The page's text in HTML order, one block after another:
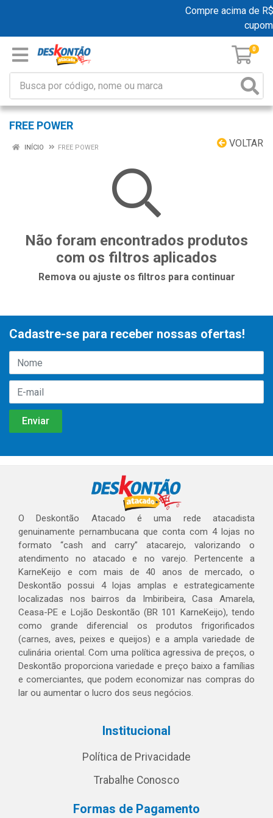
Compre acima de
0
FREE POWER
VOLTAR
INÍCIO FREE POWER
Não foram encontrados produtos
com os filtros aplicados
Remova ou ajuste os filtros para continuar
Cadastre-se para receber nossas ofertas!
O Deskontão Atacado é uma rede atacadista
genuinamente pernambucana que conta com 4 lojas no
formato “cash and carry” atacarejo, valorizando o
atendimento no atacado e no varejo. Pertencente a
KarneKeijo e com mais de 40 anos de mercado, o
Deskontão possui 4 lojas amplas e estrategicamente
localizadas nos bairros da Imbiribeira, Casa Amarela,
Ceasa-PE e Lojão Deskontão (BR 101 KarneKeijo), tendo
como grande diferencial os produtos frigorificados
(carnes, aves, peixes e queijos) e a ampla variedade de
culinária oriental. Com uma política agressiva de preços, o
Deskontão proporciona variedade e preço baixo a famílias
e comerciantes, que podem economizar nas compras do
lar ou aumentar o lucro dos seus negócios.
Institucional
Política de Privacidade
Trabalhe Conosco
Formas de Pagamento